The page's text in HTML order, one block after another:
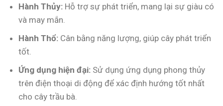
Hành Thủy: Hỗ trợ sự phát triển, mang lại sự giàu có
và may mắn.
Hành Thổ: Cân bằng năng lượng, giúp cây phát triển
tốt.
Ứng dụng hiện đại: Sử dụng ứng dụng phong thủy
trên điện thoại di động để xác định hướng tốt nhất
cho cây trầu bà.